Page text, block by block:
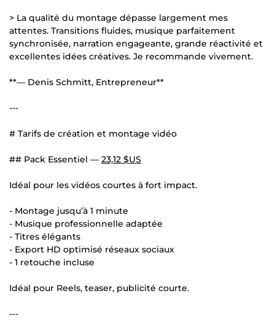
> La qualité du montage dépasse largement mes
attentes. Transitions fluides, musique parfaitement
synchronisée, narration engageante, grande réactivité et
excellentes idées créatives. Je recommande vivement.
**— Denis Schmitt, Entrepreneur**
---
# Tarifs de création et montage vidéo
## Pack Essentiel — 23,12 $US
Idéal pour les vidéos courtes à fort impact.
- Montage jusqu’à 1 minute
- Musique professionnelle adaptée
- Titres élégants
- Export HD optimisé réseaux sociaux
- 1 retouche incluse
Idéal pour Reels, teaser, publicité courte.
---